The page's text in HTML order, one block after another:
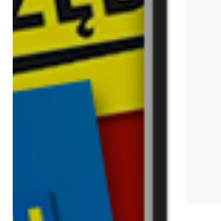
aktualna
Carrefour
WIĘCEJ GAZETEK